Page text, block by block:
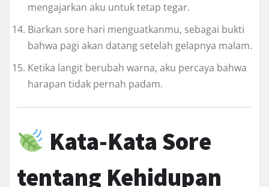
mengajarkan aku untuk tetap tegar.
Biarkan sore hari menguatkanmu, sebagai bukti
bahwa pagi akan datang setelah gelapnya malam.
Ketika langit berubah warna, aku percaya bahwa
harapan tidak pernah padam.
Kata-Kata Sore
tentang Kehidupan